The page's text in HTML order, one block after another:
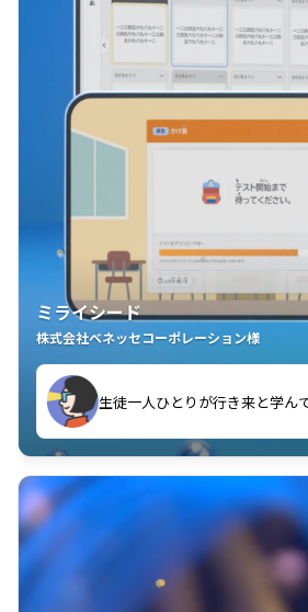
ミライシード
株式会社ベネッセコーポレーション様
生徒一人ひとりが行き来と学ん
教室中の児童生徒が「問題が解
ことが楽しい」を実感しています